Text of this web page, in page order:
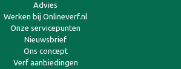
Advies
Werken bij Onlineverf.nl
Onze servicepunten
Nieuwsbrief
Ons concept
Verf aanbiedingen